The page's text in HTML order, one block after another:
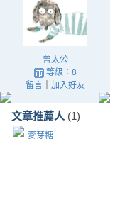
曾太公
等級：8
留言｜ 加入好友
文章推薦人 (1)
麥芽糖